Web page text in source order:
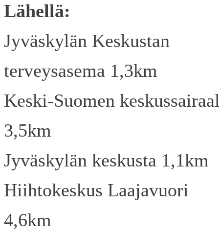
Lähellä:
Jyväskylän Keskustan
terveysasema 1,3km
Keski-Suomen
3,5km
Jyväskylän keskusta 1,1km
Hiihtokeskus Laajavuori
4,6km